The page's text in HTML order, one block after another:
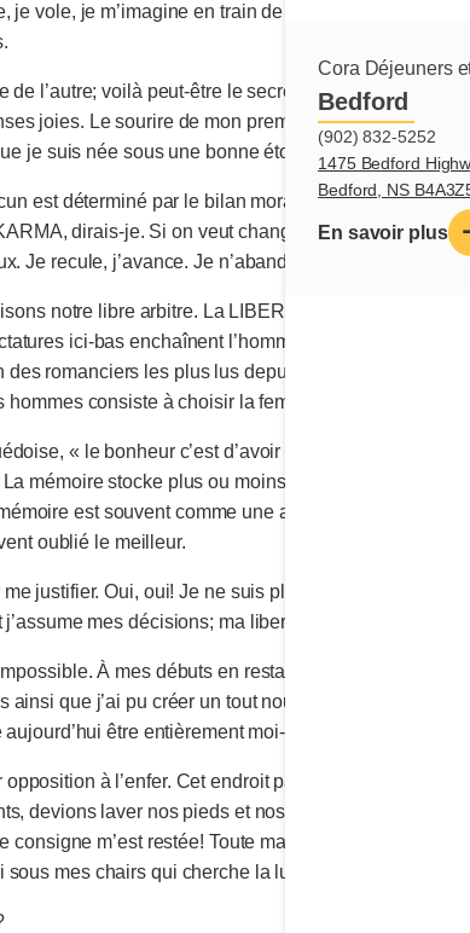
Cora Déjeuners
Bedford
(902) 832-5252
1475 Bedford
Bedford, NS
En savoir plus
vole, je m’imagine en train de réussir mon plus
l’autre; voilà peut-être le secret du bonheur. J’ai
joies. Le sourire de mon premier-né, le berceau de
je suis née sous une bonne étoile et j’ai confiance en
est déterminé par le bilan moral de ses vies
dirais-je. Si on veut changer sa destinée, il faut
Je recule, j’avance. Je n’abandonne jamais.
notre libre arbitre. La LIBERTÉ est un des dons
ici-bas enchaînent l’homme et la femme sans
romanciers les plus lus depuis la publication de
consiste à choisir la femme qui décidera à
« le bonheur c’est d’avoir une bonne santé et
mémoire stocke plus ou moins d’information, crée
est souvent comme une ardoise effacée
oublié le meilleur.
justifier. Oui, oui! Je ne suis plus l’oiseau sur la
mes décisions; ma liberté de dire oui ou non.
À mes débuts en restauration, j’ai tout de
ainsi que j’ai pu créer un tout nouveau concept de
être entièrement moi-même, de la tête aux
à l’enfer. Cet endroit paradisiaque me
devions laver nos pieds et nos mains avant d’aller
m’est restée! Toute ma jeune vie, ma tête
sous mes chairs qui cherche la lumière…